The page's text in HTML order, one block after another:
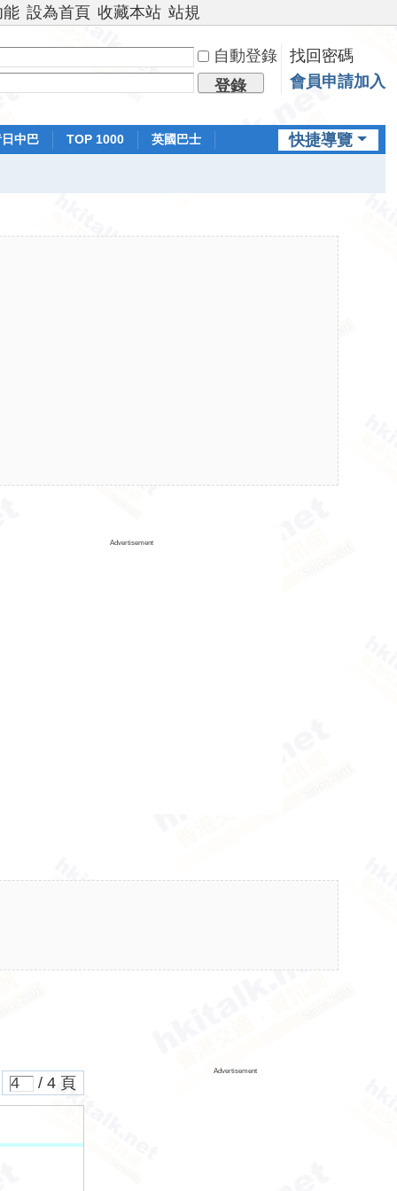
能 設為首頁 收藏本站 站規
自動登錄
找回密碼
登錄
會員申請加入
快捷導覽
中巴 TOP 1000
英國巴士
Advertisement
/ 4 頁
Advertisement